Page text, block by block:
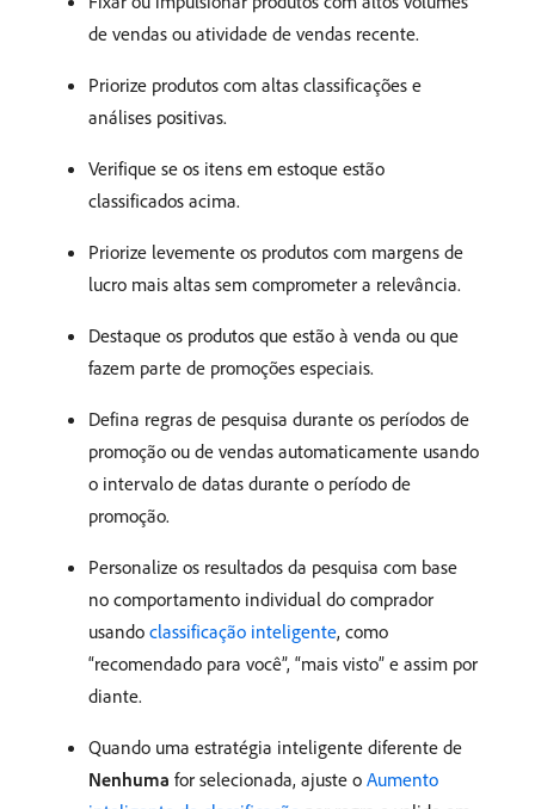
de vendas ou atividade de vendas recente.
Priorize produtos com altas classificações e
análises positivas.
Verifique se os itens em estoque estão
classificados acima.
Priorize levemente os produtos com margens de
lucro mais altas sem comprometer a relevância.
Destaque os produtos que estão à venda ou que
fazem parte de promoções especiais.
Defina regras de pesquisa durante os períodos de
promoção ou de vendas automaticamente usando
o intervalo de datas durante o período de
promoção.
Personalize os resultados da pesquisa com base
no comportamento individual do comprador
usando classificação inteligente, como
“recomendado para você”, “mais visto” e assim por
diante.
Quando uma estratégia inteligente diferente de
Nenhuma for selecionada, ajuste o Aumento